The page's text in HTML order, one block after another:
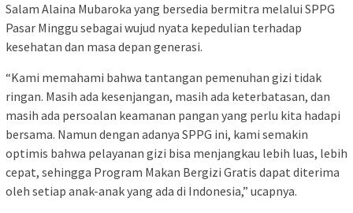
Salam Alaina Mubaroka yang bersedia bermitra melalui SPPG
Pasar Minggu sebagai wujud nyata kepedulian terhadap
kesehatan dan masa depan generasi.
“Kami memahami bahwa tantangan pemenuhan gizi tidak
ringan. Masih ada kesenjangan, masih ada keterbatasan, dan
masih ada persoalan keamanan pangan yang perlu kita hadapi
bersama. Namun dengan adanya SPPG ini, kami semakin
optimis bahwa pelayanan gizi bisa menjangkau lebih luas, lebih
cepat, sehingga Program Makan Bergizi Gratis dapat diterima
oleh setiap anak-anak yang ada di Indonesia,” ucapnya.